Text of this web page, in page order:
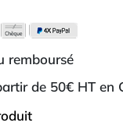
remboursé
de 50€ HT en